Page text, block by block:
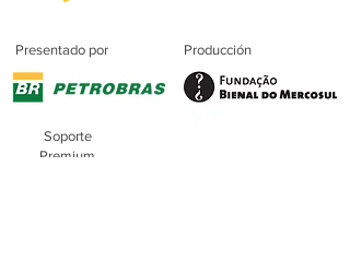
Presentado por Producción
Soporte
Premium